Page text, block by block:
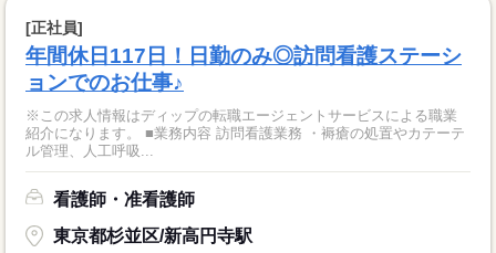
[正社員]
年間休日117日！日勤のみ◎訪問看護ステーシ
ョンでのお仕事♪
※この求人情報はディップの転職エージェントサービスによる職業
紹介になります。 ■業務内容 訪問看護業務 ・褥瘡の処置やカテーテ
ル管理、人工呼吸...
看護師・准看護師
東京都杉並区/新高円寺駅